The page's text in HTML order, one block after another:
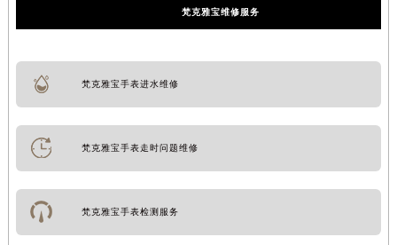
梵克雅宝维修服务
梵克雅宝手表进水维修
梵克雅宝手表走时问题维修
梵克雅宝手表检测服务